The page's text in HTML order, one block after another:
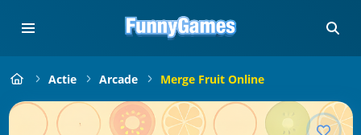
Actie Arcade Merge Fruit Online